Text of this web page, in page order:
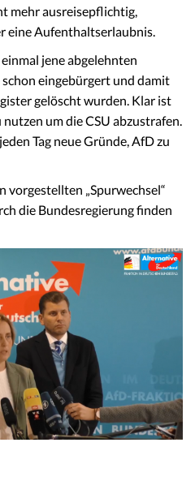
mehr ausreisepflichtig,
eine Aufenthaltserlaubnis.
jene abgelehnten
eingebürgert und damit
gelöscht wurden. Klar ist
um die CSU abzustrafen.
Tag neue Gründe, AfD zu
vorgestellten „Spurwechsel“
die Bundesregierung finden